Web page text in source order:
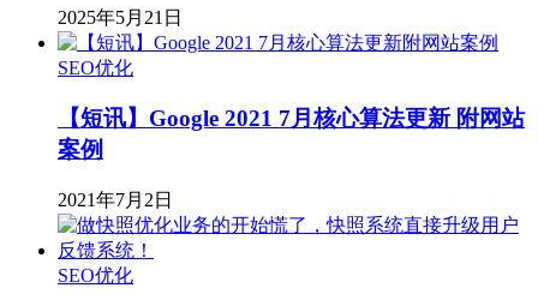
2025年5月21日
SEO优化
【短讯】Google 2021 7月核心算法更新 附网站
案例
2021年7月2日
SEO优化